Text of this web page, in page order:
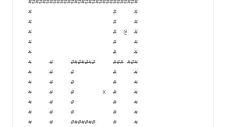
###############################
#                       #     #
#                       #     #
#                       #  @  #
#                       #     #
#                       #     #
#     #     #######     ### ###
#     #     #           #     #
#     #     #           #     #
#     #     #        x  #     #
#     #     #           #     #
#     #     #           #     #
#     #     #######     #     #